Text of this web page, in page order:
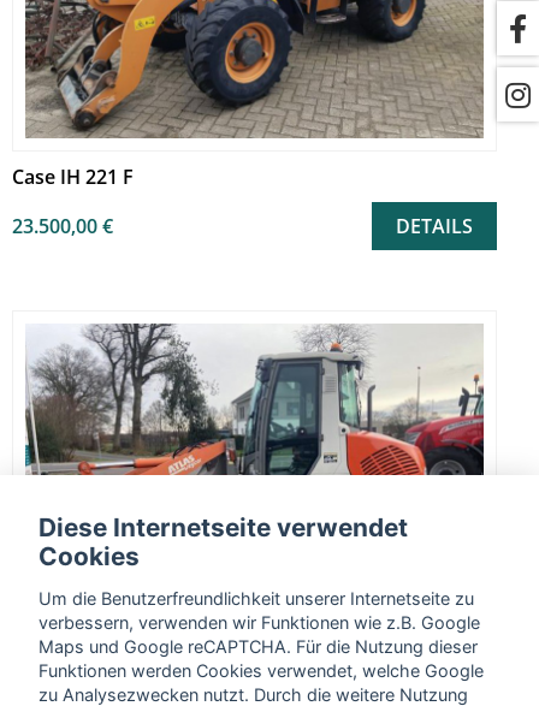
Case IH 221 F
23.500,00 €
DETAILS
Diese Internetseite verwendet
Cookies
Um die Benutzerfreundlichkeit unserer Internetseite zu
verbessern, verwenden wir Funktionen wie z.B. Google
Maps und Google reCAPTCHA. Für die Nutzung dieser
Funktionen werden Cookies verwendet, welche Google
zu Analysezwecken nutzt. Durch die weitere Nutzung